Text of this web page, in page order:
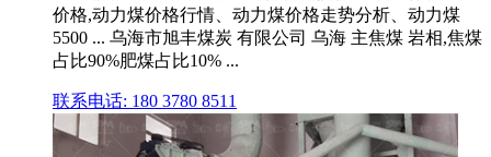
价格,动力煤价格行情、动力煤价格走势分析、动力煤
5500 ... 乌海市旭丰煤炭 有限公司 乌海 主焦煤 岩相,焦煤
占比90%肥煤占比10% ...
联系电话: 180 3780 8511